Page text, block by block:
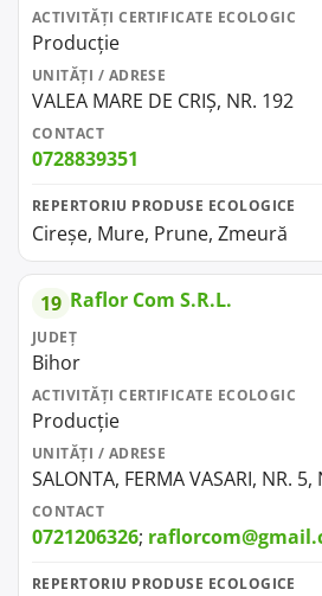
ACTIVITĂȚI CERTIFICATE ECOLOGIC
Producție
UNITĂȚI / ADRESE
VALEA MARE DE CRIȘ, NR. 192
CONTACT
0728839351
REPERTORIU PRODUSE ECOLOGICE
Cireșe, Mure, Prune, Zmeură
19 Raflor Com S.R.L.
JUDEȚ
Bihor
ACTIVITĂȚI CERTIFICATE ECOLOGIC
Producție
UNITĂȚI / ADRESE
SALONTA, FERMA VASARI, NR.
CONTACT
0721206326;
REPERTORIU PRODUSE ECOLOGICE